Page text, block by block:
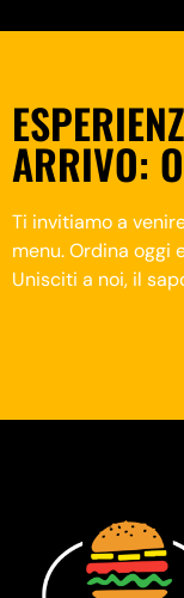
ARRIVO:
Ti invitiamo a
menu. Ordina oggi
Unisciti a noi, il